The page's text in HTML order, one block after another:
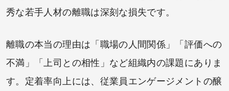
秀な若手人材の離職は深刻な損失です。
離職の本当の理由は「職場の人間関係」「評価への
不満」「上司との相性」など組織内の課題にありま
す。定着率向上には、従業員エンゲージメントの醸